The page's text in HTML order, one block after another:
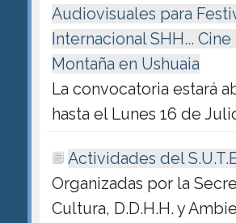
Audiovisuales para
Internacional SHH...
Montaña en Ushuaia
La convocatoria estará
hasta el Lunes 16 de
Actividades del
Organizadas por la
Cultura, D.D.H.H. y